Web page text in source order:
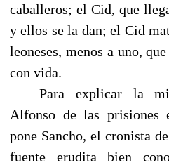
caballeros; el Cid, que
y ellos se la dan; el Cid
leoneses, menos a uno,
con vida.
Para explicar la
Alfonso de las prisiones
pone Sancho, el cronista
fuente erudita bien